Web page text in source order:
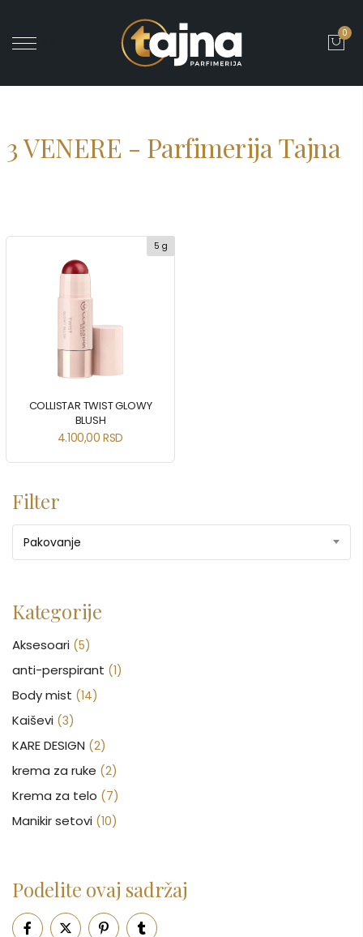
0
3 VENERE - Parfimerija Tajna
5 g
COLLISTAR TWIST GLOWY
BLUSH
4.100,00RSD
Filter
Pakovanje
Kategorije
Aksesoari (5)
anti-perspirant (1)
Body mist (14)
Kaiševi (3)
KARE DESIGN (2)
krema za ruke (2)
Krema za telo (7)
Manikir setovi (10)
Nega lica (88)
Nega tela (93)
Podelite ovaj sadržaj